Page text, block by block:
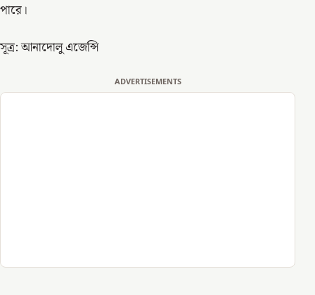
পারে।
সূত্র: আনাদোলু এজেন্সি
ADVERTISEMENTS